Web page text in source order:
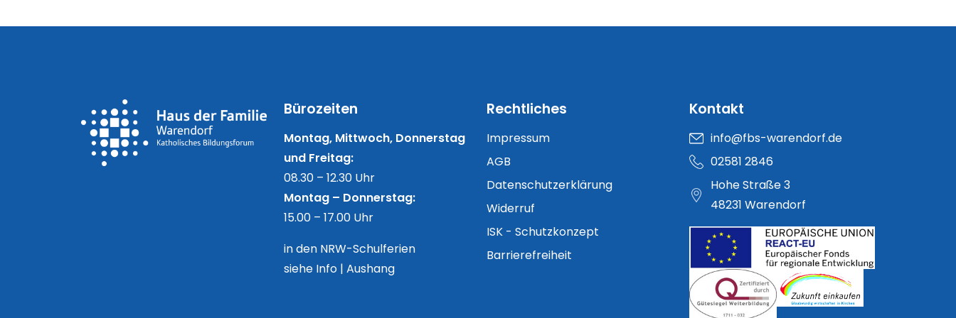
Bürozeiten
Montag, Mittwoch, Donnerstag
und Freitag:
08.30 – 12.30 Uhr
Montag – Donnerstag:
15.00 – 17.00 Uhr
in den NRW-Schulferien
siehe Info | Aushang
Rechtliches
Impressum
AGB
Datenschutzerklärung
Widerruf
ISK - Schutzkonzept
Barrierefreiheit
Kontakt
info@fbs-warendorf.de
02581 2846
Hohe Straße 3
48231 Warendorf